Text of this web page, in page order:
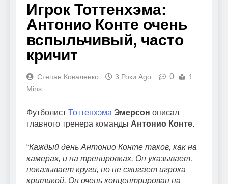
Игрок Тоттенхэма:
Антонио Конте очень
вспыльчивый, часто
кричит
Степан Коваленко 3 Роки Ago 0
1
Mins
Футболист Тоттенхэма Эмерсон описал
главного тренера команды Антонио Конте.
“Каждый день Антонио Конте таков, как на
камерах, и на тренировках. Он указывает,
показывает круги, но не сжигает игрока
критикой. Он очень концентрирован на